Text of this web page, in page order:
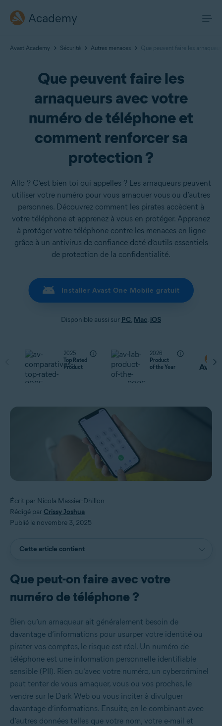
Academy
Avast Academy Sécurité Autres menaces Que peuvent faire les
Que peuvent faire les
arnaqueurs avec votre
numéro de téléphone et
comment renforcer sa
protection ?
Allo ? C’est bien toi qui appelles ? Les arnaqueurs peuvent
utiliser votre numéro pour vous arnaquer vous ou d’autres
personnes. Découvrez comment les pirates accèdent à
votre téléphone et apprenez à vous en protéger. Apprenez
à protéger votre téléphone contre les menaces en ligne
grâce à un antivirus de confiance doté d’outils essentiels
de protection de la confidentialité.
Installer Avast One Mobile gratuit
Disponible aussi sur PC, Mac, iOS
2025
Top Rated
Product
2026
Product
of the Year
Écrit par Nicola Massier-Dhillon
Rédigé par Crissy Joshua
Publié le novembre 3, 2025
Cette article contient
Que peut-on faire avec votre
numéro de téléphone ?
Bien qu’un arnaqueur ait généralement besoin de
davantage d’informations pour usurper votre identité ou
pirater vos comptes, le risque est réel. Un numéro de
téléphone est une information personnelle identifiable
sensible (PII). Rien qu’avec votre numéro, un cybercriminel
peut tenter de vous arnaquer, vous ou vos proches, le
vendre sur le Dark Web ou vous inciter à divulguer
davantage d’informations. Ensuite, en le combinant avec
d’autres données telles que votre nom, votre e-mail et